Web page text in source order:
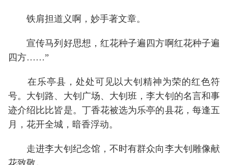
铁肩担道义啊，妙手著文章。
宣传马列好思想，红花种子遍四方啊红花种子遍
四方……”
在乐亭县，处处可见以大钊精神为荣的红色符
号。大钊路、大钊广场、大钊班，李大钊的名言和事
迹介绍比比皆是。丁香花被选为乐亭的县花，每逢五
月，花开全城，暗香浮动。
走进李大钊纪念馆，不时有群众向李大钊雕像献
花致敬。